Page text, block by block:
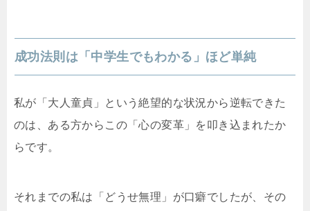
成功法則は「中学生でもわかる」ほど単純
私が「大人童貞」という絶望的な状況から逆転できた
のは、ある方からこの「心の変革」を叩き込まれたか
らです。
それまでの私は「どうせ無理」が口癖でしたが、その